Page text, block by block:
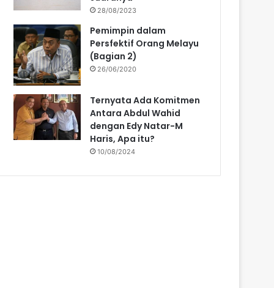
28/08/2023
Pemimpin dalam
Persfektif Orang Melayu
(Bagian 2)
26/06/2020
Ternyata Ada Komitmen
Antara Abdul Wahid
dengan Edy Natar-M
Haris, Apa itu?
10/08/2024